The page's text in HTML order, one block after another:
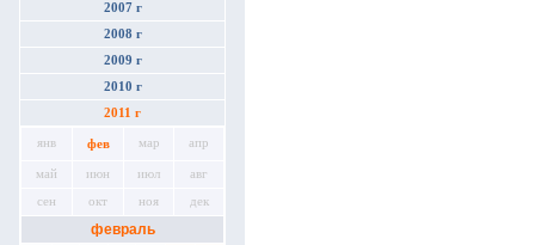
2007 г
2008 г
2009 г
2010 г
2011 г
янв фев мар апр
май июн июл авг
сен окт ноя дек
февраль